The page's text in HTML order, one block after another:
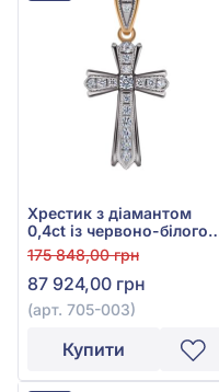
Хрестик з діамантом
0,4ct із червоно-білого
золота 585°, арт. 705-003
175 848,00 грн
87 924,00 грн
(арт. 705-003)
Купити